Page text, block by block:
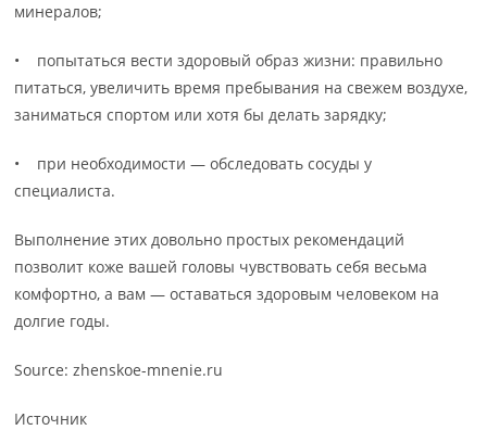
минералов;
• попытаться вести здоровый образ жизни: правильно
питаться, увеличить время пребывания на свежем воздухе,
заниматься спортом или хотя бы делать зарядку;
• при необходимости — обследовать сосуды у
специалиста.
Выполнение этих довольно простых рекомендаций
позволит коже вашей головы чувствовать себя весьма
комфортно, а вам — оставаться здоровым человеком на
долгие годы.
Source: zhenskoe-mnenie.ru
Источник